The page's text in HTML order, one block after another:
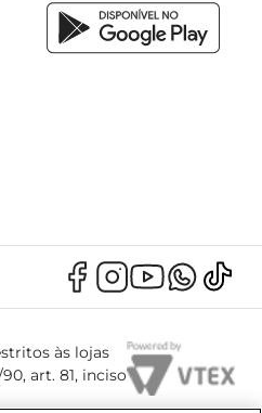
às lojas
art. 81, inciso